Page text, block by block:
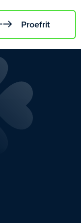
Proefrit